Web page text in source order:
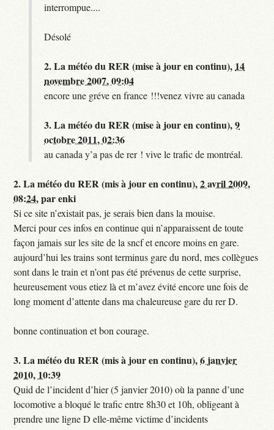
interrompue....
Désolé
2.La météo du RER (mise à jour en continu), 14
novembre 2007, 09:04
encore une gréve en france !!!venez vivre au canada
3.La météo du RER (mise à jour en continu),9
octobre 2011, 02:36
au canada y’a pas de rer ! vive le trafic de montréal.
2.La météo du RER (mis à jour en continu),2 avril 2009,
08:24,parenki
Si ce site n’existait pas, je serais bien dans la mouise.
Merci pour ces infos en continue qui n’apparaissent de toute
façon jamais sur les site de la sncf et encore moins en gare.
aujourd’hui les trains sont terminus gare du nord, mes collègues
sont dans le train et n’ont pas été prévenus de cette surprise,
heureusement vous etiez là et m’avez évité encore une fois de
long moment d’attente dans ma chaleureuse gare du rer D.
bonne continuation et bon courage.
3.La météo du RER (mis à jour en continu),6 janvier
2010, 10:39
Quid de l’incident d’hier (5 janvier 2010) où la panne d’une
locomotive a bloqué le trafic entre 8h30 et 10h, obligeant à
prendre une ligne D elle-même victime d’incidents